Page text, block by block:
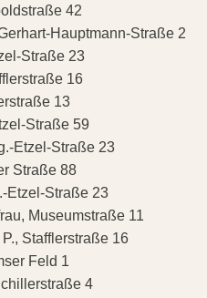
42
Hauptmann-Straße 2
Straße 23
16
13
Straße 59
Etzel-Straße 23
Straße 88
Etzel-Straße 23
Museumstraße 11
Stafflerstraße 16
Feld 1
4